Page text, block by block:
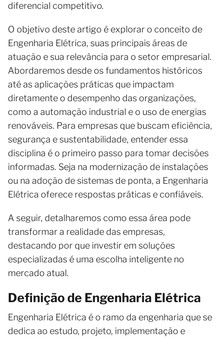
diferencial competitivo.
O objetivo deste artigo é explorar o conceito de
Engenharia Elétrica, suas principais áreas de
atuação e sua relevância para o setor empresarial.
Abordaremos desde os fundamentos históricos
até as aplicações práticas que impactam
diretamente o desempenho das organizações,
como a automação industrial e o uso de energias
renováveis. Para empresas que buscam eficiência,
segurança e sustentabilidade, entender essa
disciplina é o primeiro passo para tomar decisões
informadas. Seja na modernização de instalações
ou na adoção de sistemas de ponta, a Engenharia
Elétrica oferece respostas práticas e confiáveis.
A seguir, detalharemos como essa área pode
transformar a realidade das empresas,
destacando por que investir em soluções
especializadas é uma escolha inteligente no
mercado atual.
Definição de Engenharia Elétrica
Engenharia Elétrica é o ramo da engenharia que se
dedica ao estudo, projeto, implementação e